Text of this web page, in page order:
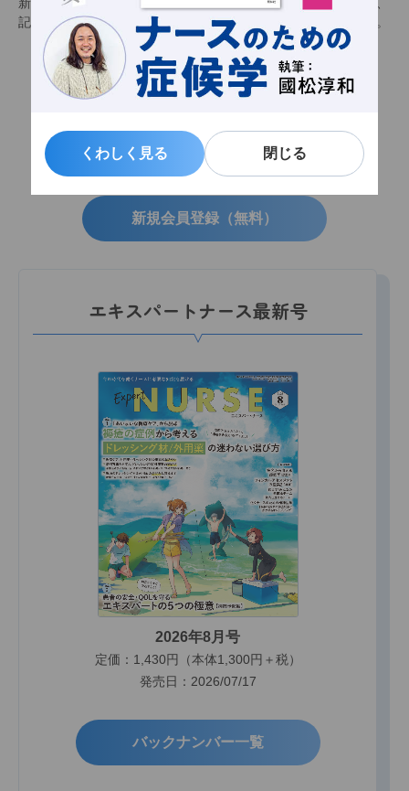
くわしく見る 閉じる
くわしく見る 閉じる
記事をお気に入りに追加し、いつでも見返せるようになります。
会員限定記事 お気に入り機能 メルマガ配信
新規会員登録（無料）
エキスパートナース最新号
2026年8月号
定価：1,430円（本体1,300円＋税）
発売日：2026/07/17
バックナンバー一覧